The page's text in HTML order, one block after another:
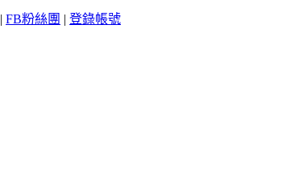
| FB粉絲團 | 登錄帳號